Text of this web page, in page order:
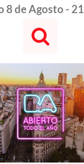
8 de Agosto -